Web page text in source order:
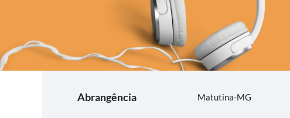
Abrangência Matutina-MG